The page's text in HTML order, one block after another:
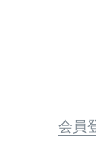
会員